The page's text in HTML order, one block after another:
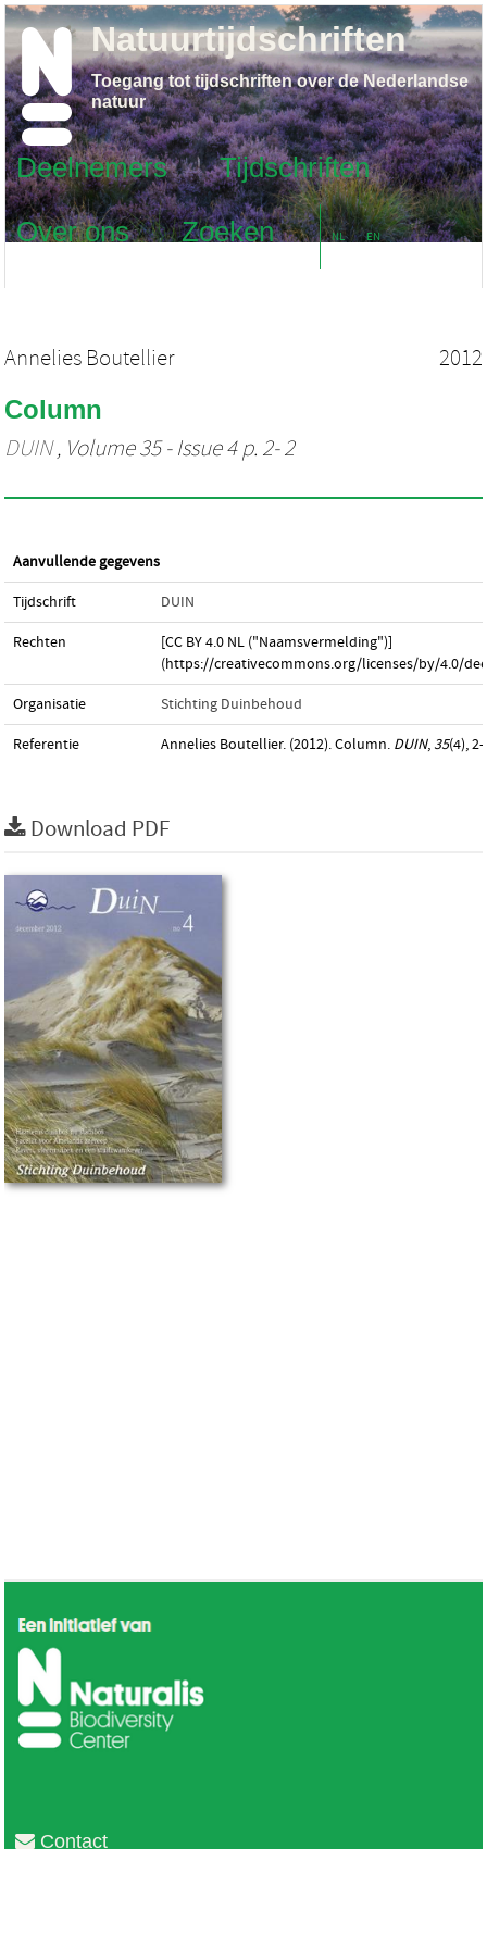
Deelnemers
Tijdschriften
Over ons
Zoeken NL EN
Natuurtijdschriften
Toegang tot tijdschriften over de Nederlandse
natuur
Annelies Boutellier 2012
Column
DUIN, Volume 35 - Issue 4 p. 2- 2
Aanvullende gegevens
Tijdschrift DUIN
Rechten
[CC BY 4.0 NL ("Naamsvermelding")]
(https://creativecommons.org/licenses/by/4.0/
Organisatie Stichting Duinbehoud
Referentie Annelies Boutellier. (2012). Column. DUIN, 35(4),
Download PDF
Contact